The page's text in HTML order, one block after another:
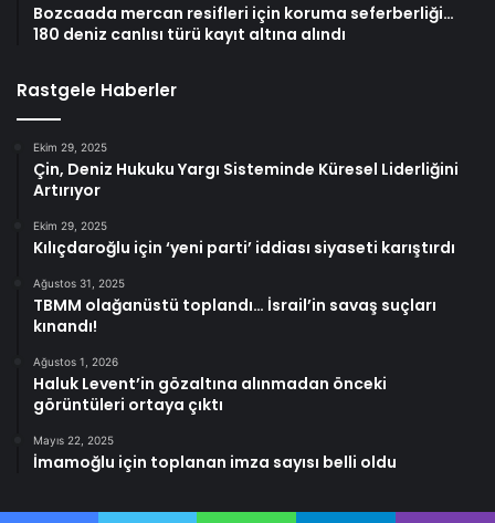
Bozcaada mercan resifleri için koruma seferberliği…
180 deniz canlısı türü kayıt altına alındı
Rastgele Haberler
Ekim 29, 2025
Çin, Deniz Hukuku Yargı Sisteminde Küresel Liderliğini
Artırıyor
Ekim 29, 2025
Kılıçdaroğlu için ‘yeni parti’ iddiası siyaseti karıştırdı
Ağustos 31, 2025
TBMM olağanüstü toplandı… İsrail’in savaş suçları
kınandı!
Ağustos 1, 2026
Haluk Levent’in gözaltına alınmadan önceki
görüntüleri ortaya çıktı
Mayıs 22, 2025
İmamoğlu için toplanan imza sayısı belli oldu